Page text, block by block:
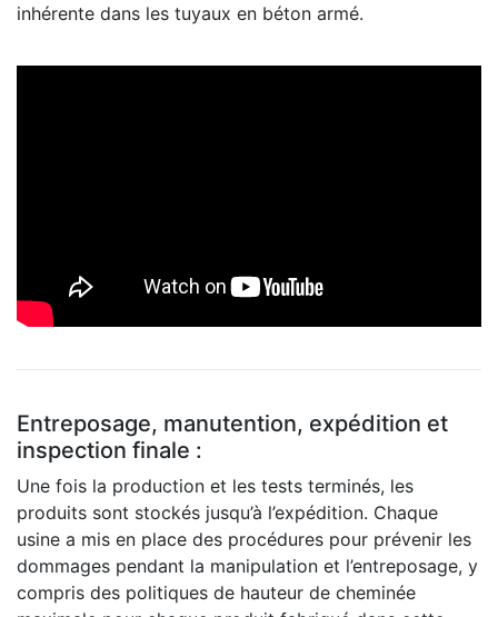
inhérente dans les tuyaux en béton armé.
Entreposage, manutention, expédition et
inspection finale :
Une fois la production et les tests terminés, les
produits sont stockés jusqu’à l’expédition. Chaque
usine a mis en place des procédures pour prévenir les
dommages pendant la manipulation et l’entreposage, y
compris des politiques de hauteur de cheminée